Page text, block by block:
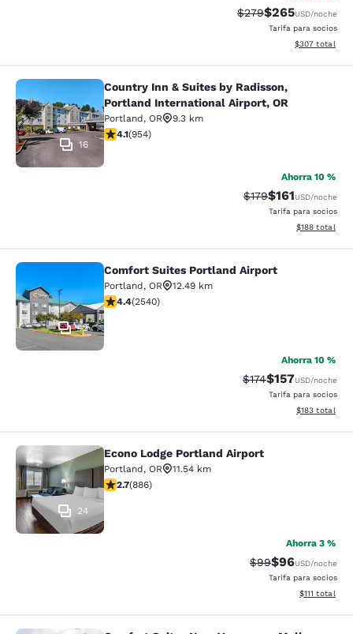
Precio tachado:
$279Precio con
$265USD/noche
Tarifa para socios
Ver detalles
$307 total
Country Inn & Suites by Radisson,
16
Country Inn & Suites by Radisson,
Portland International Airport, OR
Portland, OR
9.3 km
calificación de 4.14 estrellas. Muy bueno. 954 reseñas
4.1(954)
Ahorra 10 %
Precio tachado:
$179Precio con
$161USD/noche
Tarifa para socios
Ver detalles
$188 total
Comfort Suites Portland Airport
42
Comfort Suites Portland Airport
Portland, OR
12.49 km
calificación de 4.39 estrellas. Excelente. 2540 reseñas
4.4(2540)
Ahorra 10 %
Precio tachado:
$174Precio con
$157USD/noche
Tarifa para socios
Ver detalles
$183 total
Econo Lodge Portland Airport
24
Econo Lodge Portland Airport
Portland, OR
11.54 km
calificación de 2.7 estrellas. Feria. 886 reseñas
2.7(886)
Ahorra 3 %
Precio tachado:
$99Precio con
$96USD/noche
Tarifa para socios
Ver detalles
$111 total